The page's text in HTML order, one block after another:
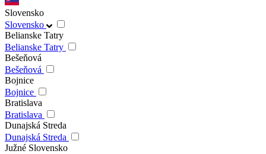
Slovensko
Slovensko
Belianske Tatry
Belianske Tatry
Bešeňová
Bešeňová
Bojnice
Bojnice
Bratislava
Bratislava
Dunajská Streda
Dunajská Streda
Južné Slovensko